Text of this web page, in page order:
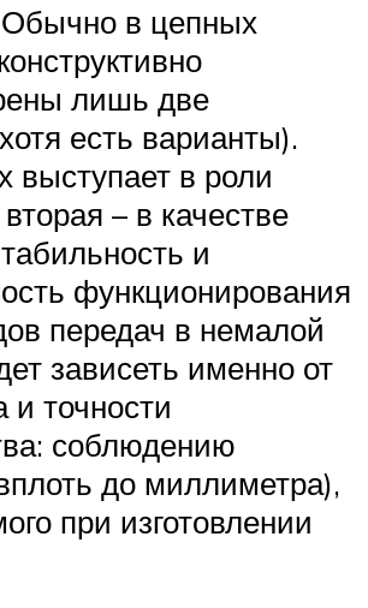
Обычно в цепных
лишь две
есть варианты).
выступает в роли
– в качестве
и
функционирования
передач в немалой
зависеть именно от
и точности
соблюдению
до миллиметра),
при изготовлении